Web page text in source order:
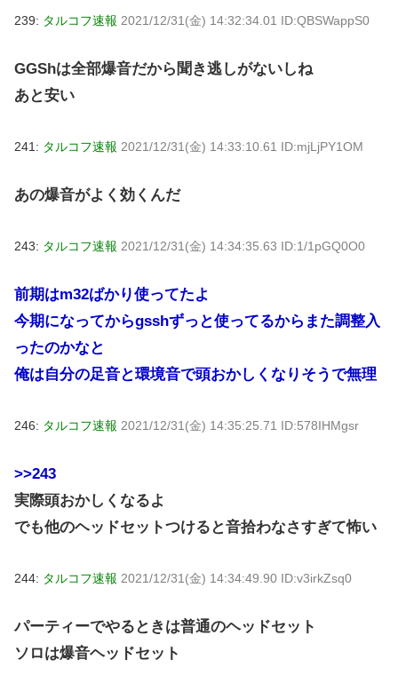
239: タルコフ速報 2021/12/31(金) 14:32:34.01 ID:QBSWappS0
GGShは全部爆音だから聞き逃しがないしね
あと安い
241: タルコフ速報 2021/12/31(金) 14:33:10.61 ID:mjLjPY1OM
あの爆音がよく効くんだ
243: タルコフ速報 2021/12/31(金) 14:34:35.63 ID:1/1pGQ0O0
前期はm32ばかり使ってたよ
今期になってからgsshずっと使ってるからまた調整入
ったのかなと
俺は自分の足音と環境音で頭おかしくなりそうで無理
246: タルコフ速報 2021/12/31(金) 14:35:25.71 ID:578IHMgsr
>>243
実際頭おかしくなるよ
でも他のヘッドセットつけると音拾わなさすぎて怖い
244: タルコフ速報 2021/12/31(金) 14:34:49.90 ID:v3irkZsq0
パーティーでやるときは普通のヘッドセット
ソロは爆音ヘッドセット